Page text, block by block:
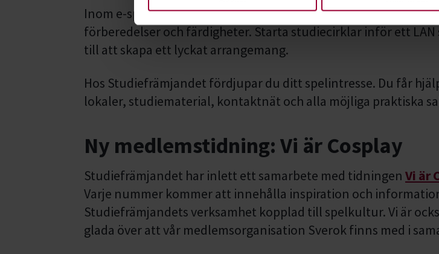
Inom e-sport finns många sorters spel som alla kräver olika
förberedelser och färdigheter. Starta studiecirklar inför ett LAN
till att skapa ett lyckat arrangemang.
Hos Studiefrämjandet fördjupar du ditt spelintresse. Du får
lokaler, studiematerial, kontaktnät och alla möjliga praktiska
Ny medlemstidning: Vi är Cosplay
Studiefrämjandet har inlett ett samarbete med tidningen Vi är
Varje nummer kommer att innehålla inspiration och
Studiefrämjandets verksamhet kopplad till spelkultur. Vi är
glada över att vår medlemsorganisation Sverok finns med i